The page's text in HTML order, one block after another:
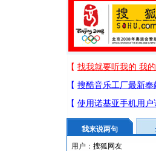
我来说两句
用户：